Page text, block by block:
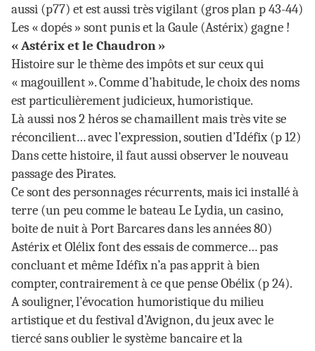
aussi (p77) et est aussi très vigilant (gros plan p 43-44)
Les « dopés » sont punis et la Gaule (Astérix) gagne !
« Astérix et le Chaudron »
Histoire sur le thème des impôts et sur ceux qui
« magouillent ». Comme d’habitude, le choix des noms
est particulièrement judicieux, humoristique.
Là aussi nos 2 héros se chamaillent mais très vite se
réconcilient… avec l’expression, soutien d’Idéfix (p 12)
Dans cette histoire, il faut aussi observer le nouveau
passage des Pirates.
Ce sont des personnages récurrents, mais ici installé à
terre (un peu comme le bateau Le Lydia, un casino,
boite de nuit à Port Barcares dans les années 80)
Astérix et Olélix font des essais de commerce… pas
concluant et même Idéfix n’a pas apprit à bien
compter, contrairement à ce que pense Obélix (p 24).
A souligner, l’évocation humoristique du milieu
artistique et du festival d’Avignon, du jeux avec le
tiercé sans oublier le système bancaire et la